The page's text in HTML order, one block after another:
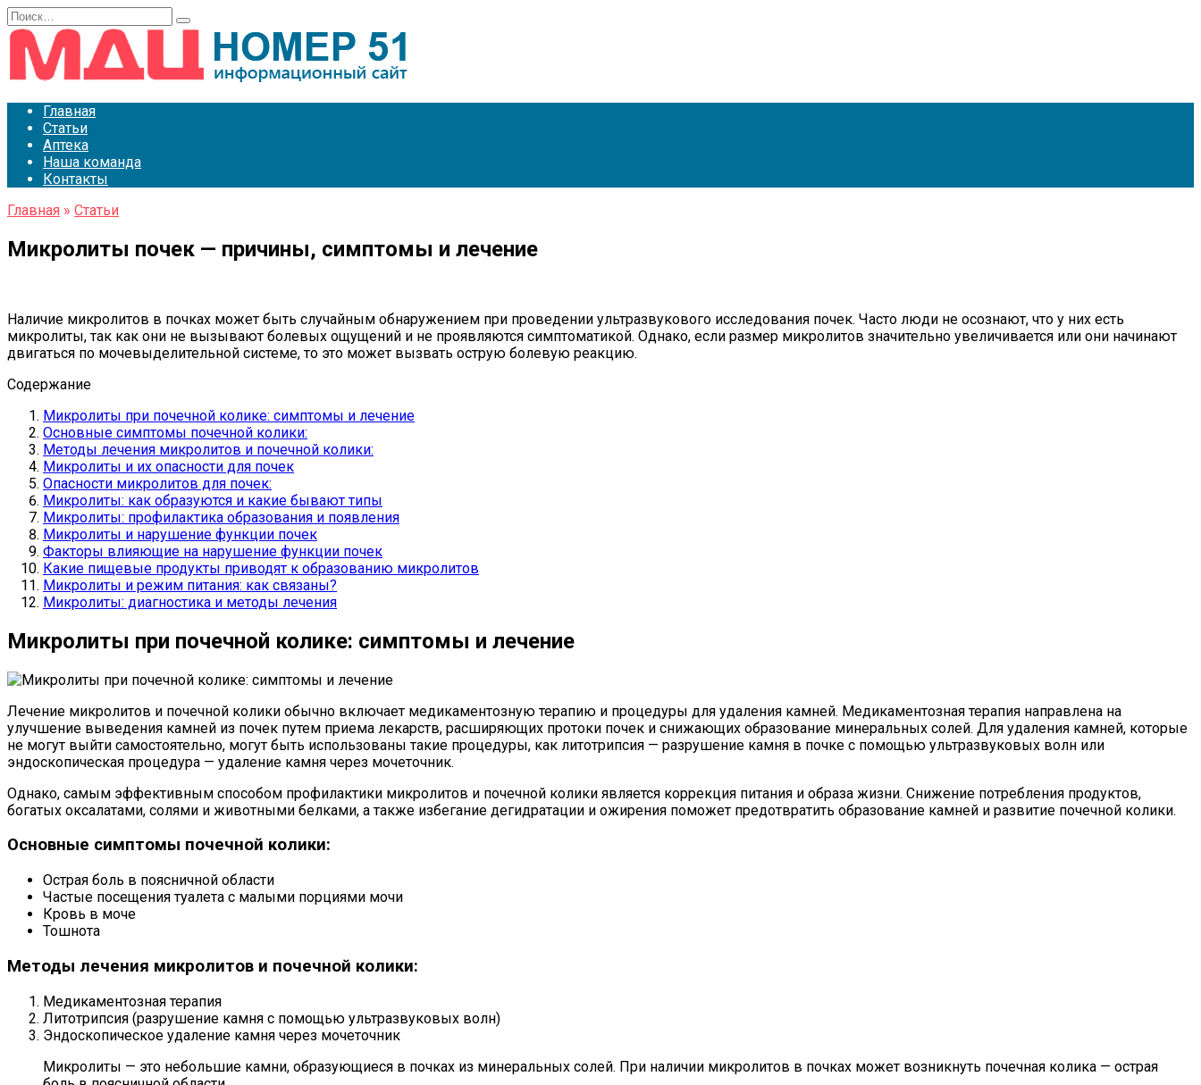
Перейти
к
содержанию
Search
for:
Главная
Статьи
Аптека
Наша команда
Контакты
Главная » Статьи
Микролиты почек — причины, симптомы и лечение
Наличие микролитов в почках может быть случайным обнаружением при проведении ультразвукового исследования почек. Часто люди не осознают, что у них есть
микролиты, так как они не вызывают болевых ощущений и не проявляются симптоматикой. Однако, если размер микролитов значительно увеличивается или они начинают
двигаться по мочевыделительной системе, то это может вызвать острую болевую реакцию.
Содержание
Микролиты при почечной колике: симптомы и лечение
Основные симптомы почечной колики:
Методы лечения микролитов и почечной колики:
Микролиты и их опасности для почек
Опасности микролитов для почек:
Микролиты: как образуются и какие бывают типы
Микролиты: профилактика образования и появления
Микролиты и нарушение функции почек
Факторы влияющие на нарушение функции почек
Какие пищевые продукты приводят к образованию микролитов
Микролиты и режим питания: как связаны?
Микролиты: диагностика и методы лечения
Микролиты при почечной колике: симптомы и лечение
Лечение микролитов и почечной колики обычно включает медикаментозную терапию и процедуры для удаления камней. Медикаментозная терапия направлена на
улучшение выведения камней из почек путем приема лекарств, расширяющих протоки почек и снижающих образование минеральных солей. Для удаления камней, которые
не могут выйти самостоятельно, могут быть использованы такие процедуры, как литотрипсия — разрушение камня в почке с помощью ультразвуковых волн или
эндоскопическая процедура — удаление камня через мочеточник.
Однако, самым эффективным способом профилактики микролитов и почечной колики является коррекция питания и образа жизни. Снижение потребления продуктов,
богатых оксалатами, солями и животными белками, а также избегание дегидратации и ожирения поможет предотвратить образование камней и развитие почечной колики.
Основные симптомы почечной колики:
Острая боль в поясничной области
Частые посещения туалета с малыми порциями мочи
Кровь в моче
Тошнота
Методы лечения микролитов и почечной колики:
Медикаментозная терапия
Литотрипсия (разрушение камня с помощью ультразвуковых волн)
Эндоскопическое удаление камня через мочеточник
Микролиты — это небольшие камни, образующиеся в почках из минеральных солей. При наличии микролитов в почках может возникнуть почечная колика — острая